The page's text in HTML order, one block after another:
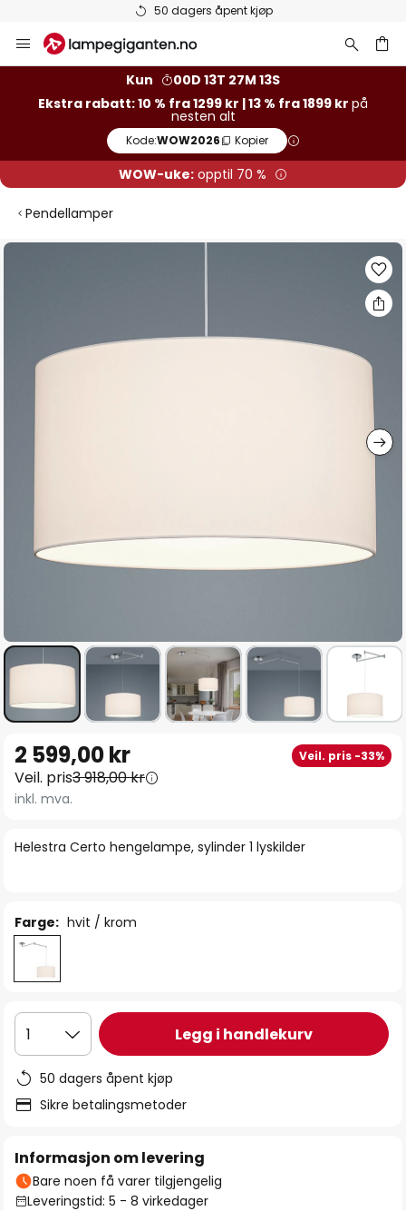
Varer på lager sendes raskt
Hopp
til
Kun
00D 13T 27M 12S
Ekstra rabatt: 10 % fra 1299 kr | 13 % fra 1899 kr på
nesten alt
Kode:WOW2026 Kopier
WOW-uke: opptil 70 %
Pendellamper
Gå
bildegalleri
begynnelsen
av
Helestra Certo hengelampe, sylinder 1 lyskilder
2 599,00 kr Veil. pris -33%
Veil. pris3 918,00 kr
inkl. mva.
Farge: hvit / krom
1 Legg i handlekurv
50 dagers åpent kjøp
Sikre betalingsmetoder
Informasjon om levering
Bare noen få varer tilgjengelig
Leveringstid: 5 - 8 virkedager